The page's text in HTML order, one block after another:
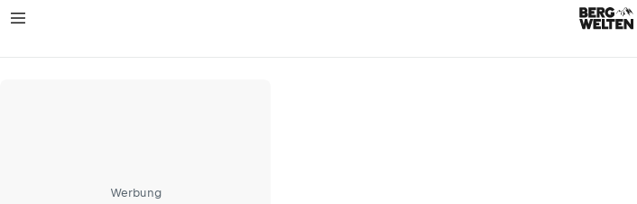
Werbung